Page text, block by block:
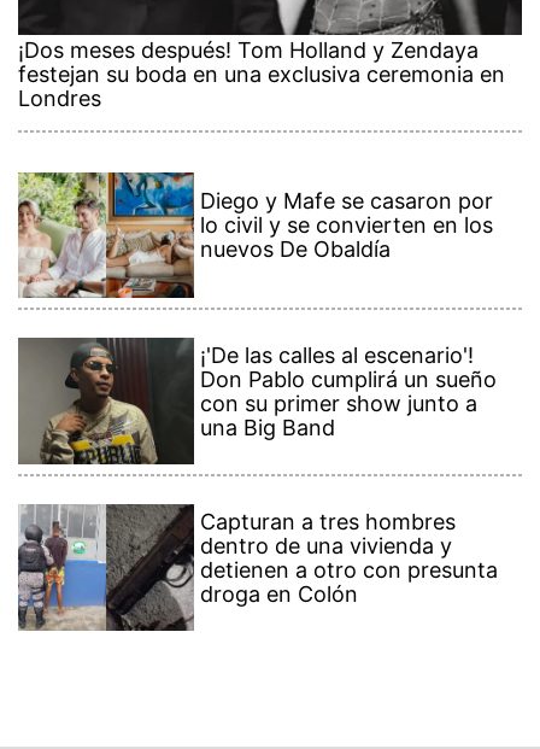
¡Dos meses después! Tom Holland y Zendaya
festejan su boda en una exclusiva ceremonia en
Londres
Diego y Mafe se casaron por
lo civil y se convierten en los
nuevos De Obaldía
¡'De las calles al escenario'!
Don Pablo cumplirá un sueño
con su primer show junto a
una Big Band
Capturan a tres hombres
dentro de una vivienda y
detienen a otro con presunta
droga en Colón